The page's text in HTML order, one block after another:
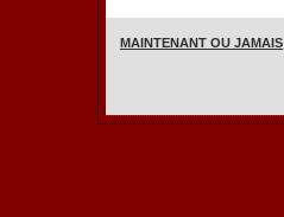
MAINTENANT OU JAMAIS